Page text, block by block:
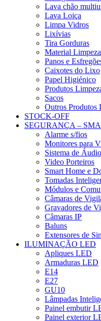
Lava chão
Lava Loiça
Limpa Vidros
Lixívias
Tira Gorduras
Material Limpeza
Panos e
Caixotes do Lixo
Papel Higiénico
Produtos
Sacos
Outros Produtos
STOCK-OFF
SEGURANÇA –
Alarme s/fios
Monitores para
Sistema de
Video Porteiros
Smart Home e
Tomadas
Módulos e
Câmaras de
Gravadores de
Câmaras IP
Baluns
Extensores de
ILUMINAÇÃO LED
Apliques LED
Armaduras LED
E14
E27
GU10
Lâmpadas
Painel embutir
Painel exterior